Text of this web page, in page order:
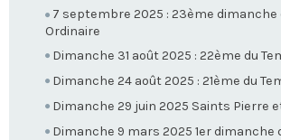
7 septembre 2025 : 23ème dimanche
Ordinaire
Dimanche 31 août 2025 : 22ème du
Dimanche 24 août 2025 : 21ème du
Dimanche 29 juin 2025 Saints Pierre
Dimanche 9 mars 2025 1er dimanche